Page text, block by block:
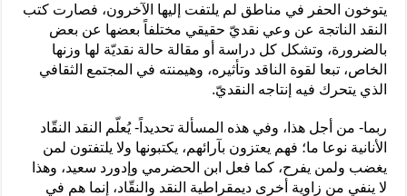
يتوخون الحفر في مناطق لم يلتفت إليها الآخرون، فصارت كتب
النقد الناتجة عن وعي نقديّ حقيقي مختلفاً بعضها عن بعض
بالضرورة، وتشكل كل دراسة أو مقالة حالة نقديّة لها وزنها
الخاص، تبعا لقوة الناقد وتأثيره، وهيمنته في المجتمع الثقافي
الذي يتحرك فيه إنتاجه النقديّ.
ربما- من أجل هذا، وفي هذه المسألة تحديداً- يُعلّم النقد النقّاد
الأنانية نوعا ما؛ فهم يعتزون بآرائهم، يكتبونها ولا يلتفتون لمن
يغضب ولمن يفرح، كما فعل ابن الحضرمي وإدورد سعيد، وهذا
لا ينفي من زاوية أخرى ديمقراطية النقد والنقّاد، إنما هم في